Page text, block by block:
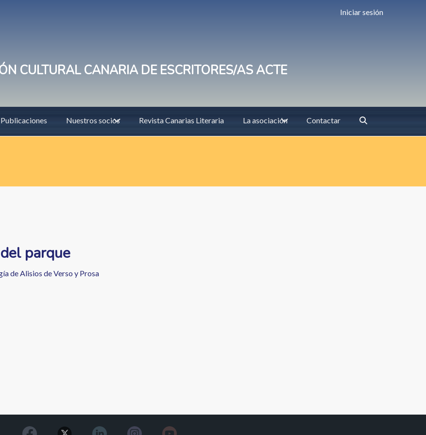
Iniciar sesión
CULTURAL CANARIA DE ESCRITORES/AS ACTE
Publicaciones Nuestros socios Revista Canarias Literaria La asociación Contactar
parque
de Alisios de Verso y Prosa